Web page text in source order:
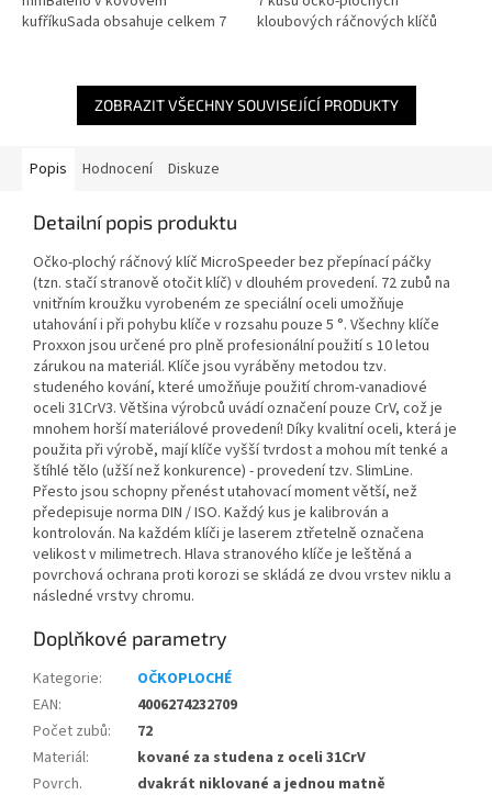
kufříkuSada obsahuje celkem 7
páčkou....
kloubových ráčnových klíčů
kloubu do optimální...
ZOBRAZIT VŠECHNY SOUVISEJÍCÍ PRODUKTY
Popis Hodnocení Diskuze
Detailní popis produktu
Očko-plochý ráčnový klíč MicroSpeeder bez přepínací páčky
(tzn. stačí stranově otočit klíč) v dlouhém provedení. 72 zubů na
vnitřním kroužku vyrobeném ze speciální oceli umožňuje
utahování i při pohybu klíče v rozsahu pouze 5 °. Všechny klíče
Proxxon jsou určené pro plně profesionální použití s 10 letou
zárukou na materiál. Klíče jsou vyráběny metodou tzv.
studeného kování, které umožňuje použití chrom-vanadiové
oceli 31CrV3. Většina výrobců uvádí označení pouze CrV, což je
mnohem horší materiálové provedení! Díky kvalitní oceli, která je
použita při výrobě, mají klíče vyšší tvrdost a mohou mít tenké a
štíhlé tělo (užší než konkurence) - provedení tzv. SlimLine.
Přesto jsou schopny přenést utahovací moment větší, než
předepisuje norma DIN / ISO. Každý kus je kalibrován a
kontrolován. Na každém klíči je laserem ztřetelně označena
velikost v milimetrech. Hlava stranového klíče je leštěná a
povrchová ochrana proti korozi se skládá ze dvou vrstev niklu a
následné vrstvy chromu.
Doplňkové parametry
Kategorie:
OČKOPLOCHÉ
EAN:
4006274232709
Počet zubů:
72
Materiál:
kované za studena z oceli 31CrV
Povrch.
dvakrát niklované a jednou matně